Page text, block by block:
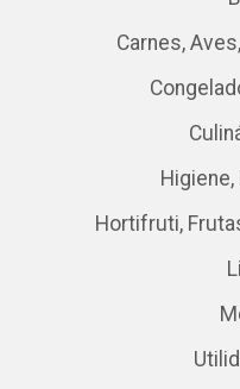
Carnes,
Hortifruti,